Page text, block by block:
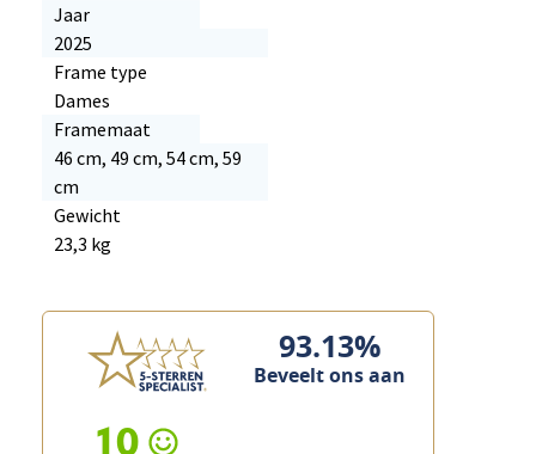
Jaar
2025
Frame type
Dames
Framemaat
46 cm, 49 cm, 54 cm, 59
cm
Gewicht
23,3 kg
93.13%
Beveelt ons aan